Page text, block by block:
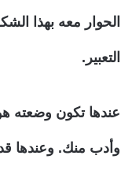
الحوار معه بهذا
التعبير.
عندها تكون وضعته
وأدب منك. وعندها